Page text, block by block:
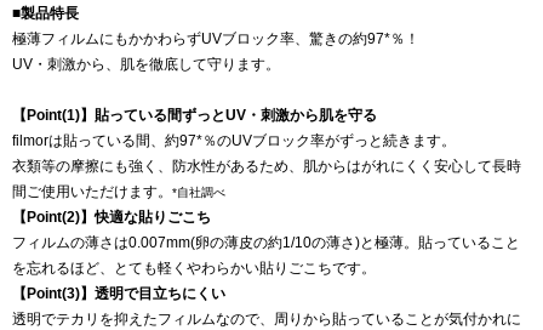
■製品特長
極薄フィルムにもかかわらずUVブロック率、驚きの約97*％！
UV・刺激から、肌を徹底して守ります。
【Point(1)】貼っている間ずっとUV・刺激から肌を守る
filmorは貼っている間、約97*％のUVブロック率がずっと続きます。
衣類等の摩擦にも強く、防水性があるため、肌からはがれにくく安心して長時
間ご使用いただけます。
*自社調べ
【Point(2)】快適な貼りごこち
フィルムの薄さは0.007mm(卵の薄皮の約1/10の薄さ)と極薄。貼っていること
を忘れるほど、とても軽くやわらかい貼りごこちです。
【Point(3)】透明で目立ちにくい
透明でテカリを抑えたフィルムなので、周りから貼っていることが気付かれに